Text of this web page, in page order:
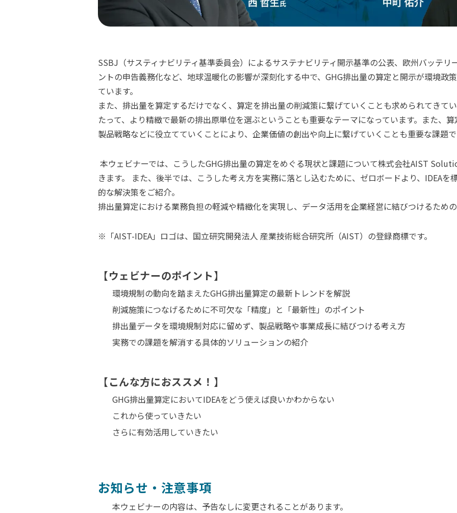
SSBJ（サスティナビリティ基準委員会）によるサステナビリティ開示基準の公表、欧州バッテリ
ントの申告義務化など、地球温暖化の影響が深刻化する中で、GHG排出量の算定と開示が環境政
ています。
また、排出量を算定するだけでなく、算定を排出量の削減策に繋げていくことも求められてきて
たって、より精緻で最新の排出原単位を選ぶということも重要なテーマになっています。また、算
製品戦略などに役立てていくことにより、企業価値の創出や向上に繋げていくことも重要な課題で
本ウェビナーでは、こうしたGHG排出量の算定をめぐる現状と課題について株式会社AIST
きます。 また、後半では、こうした考え方を実務に落とし込むために、ゼロボードより、IDEAを
的な解決策をご紹介。
排出量算定における業務負担の軽減や精緻化を実現し、データ活用を企業経営に結びつけるための
※ 「AIST-IDEA」ロゴは、国立研究開発法人 産業技術総合研究所（AIST）の登録商標です。
【ウェビナーのポイント】
環境規制の動向を踏まえたGHG排出量算定の最新トレンドを解説
削減施策につなげるために不可欠な「精度」と「最新性」のポイント
排出量データを環境規制対応に留めず、製品戦略や事業成長に結びつける考え方
実務での課題を解消する具体的ソリューションの紹介
【こんな方におススメ！】
GHG排出量算定においてIDEAをどう使えば良いかわからない
これから使っていきたい
さらに有効活用していきたい
お知らせ・注意事項
本ウェビナーの内容は、予告なしに変更されることがあります。